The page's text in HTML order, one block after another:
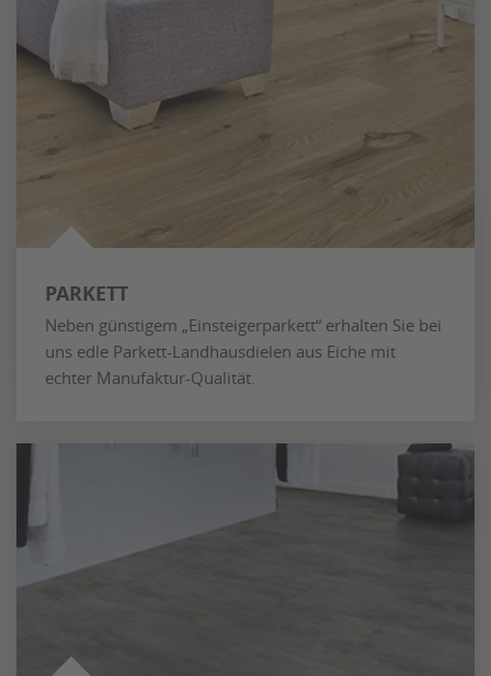
PARKETT
Neben günstigem „Einsteigerparkett“ erhalten Sie bei
uns edle Parkett-Landhausdielen aus Eiche mit
echter Manufaktur-Qualität.